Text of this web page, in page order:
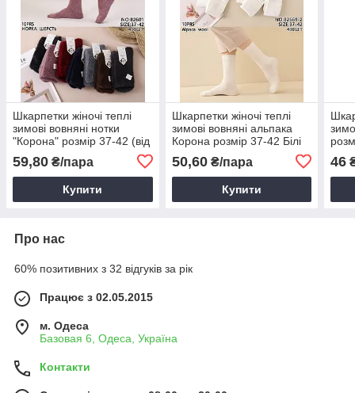
Шкарпетки жіночі теплі
зимові вовняні нотки
"Корона" розмір 37-42 (від
59,80 ₴/пара
Купити
Шкарпетки жіночі теплі
зимові вовняні альпака
Корона розмір 37-42 Білі
50,60₴/пара
Купити
46
Про нас
60% позитивних з 32 відгуків за рік
Працює з 02.05.2015
м. Одеса
Базовая 6, Одеса, Україна
Контакти